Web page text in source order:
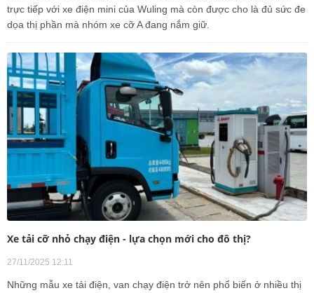
trực tiếp với xe điện mini của Wuling mà còn được cho là đủ sức đe
dọa thị phần mà nhóm xe cỡ A đang nắm giữ.
Xe tải cỡ nhỏ chạy điện - lựa chọn mới cho đô thị?
27/11/2025 12:11
Những mẫu xe tải điện, van chạy điện trở nên phổ biến ở nhiều thị